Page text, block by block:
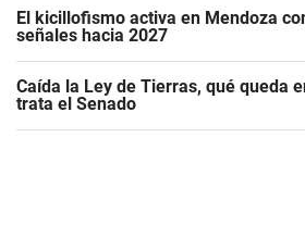
El kicillofismo activa en Mendoza
señales hacia 2027
Caída la Ley de Tierras, qué queda
trata el Senado